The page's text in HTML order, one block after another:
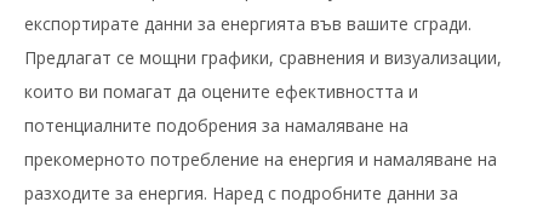
експортирате данни за енергията във вашите сгради.
Предлагат се мощни графики, сравнения и визуализации,
които ви помагат да оцените ефективността и
потенциалните подобрения за намаляване на
прекомерното потребление на енергия и намаляване на
разходите за енергия. Наред с подробните данни за